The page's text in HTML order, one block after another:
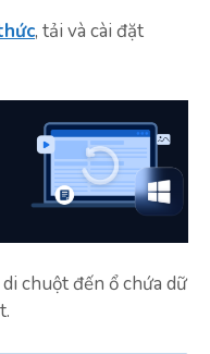
, tải và cài đặt
chuột đến ổ chứa dữ